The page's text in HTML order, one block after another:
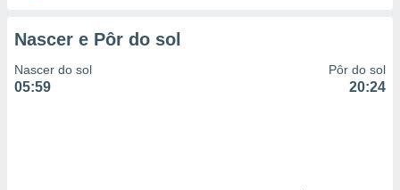
Nascer e Pôr do sol
Nascer do sol
05:59
Pôr do sol
20:24